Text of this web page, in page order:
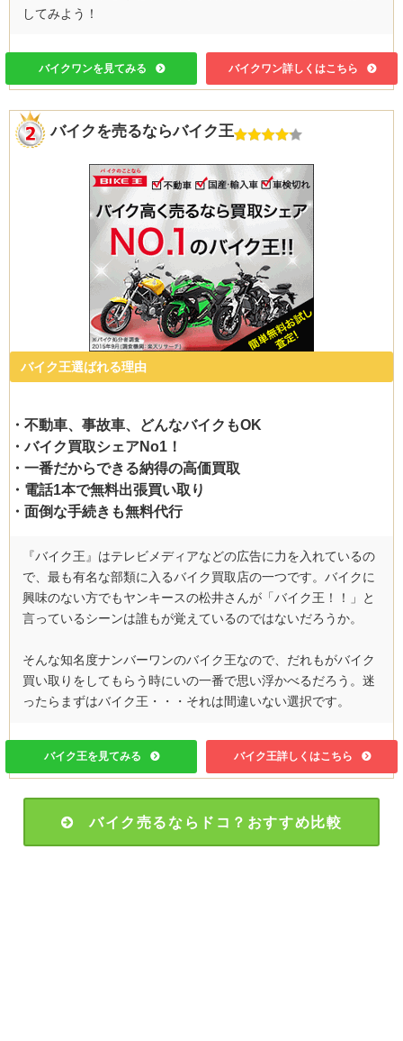
してみよう！
バイクワンを見てみる バイクワン詳しくはこちら
バイクを売るならバイク王
バイク王選ばれる理由
・不動車、事故車、どんなバイクもOK
・バイク買取シェアNo1！
・一番だからできる納得の高価買取
・電話1本で無料出張買い取り
・面倒な手続きも無料代行
『バイク王』はテレビメディアなどの広告に力を入れているの
で、最も有名な部類に入るバイク買取店の一つです。バイクに
興味のない方でもヤンキースの松井さんが「バイク王！！」と
言っているシーンは誰もが覚えているのではないだろうか。
そんな知名度ナンバーワンのバイク王なので、だれもがバイク
買い取りをしてもらう時にいの一番で思い浮かべるだろう。迷
ったらまずはバイク王・・・それは間違いない選択です。
バイク王を見てみる バイク王詳しくはこちら
バイク売るならドコ？おすすめ比較